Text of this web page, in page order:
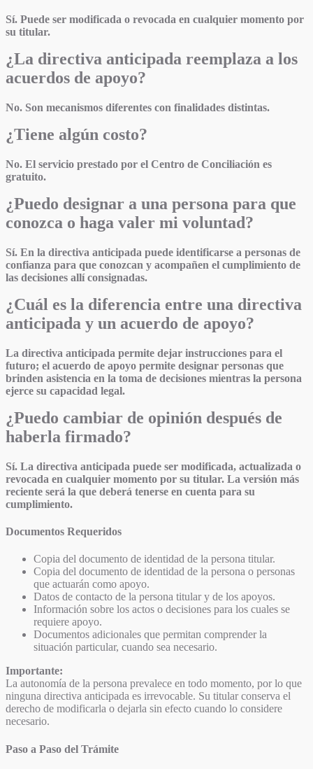
Sí. Puede ser modificada o revocada en cualquier momento por
su titular.
¿La directiva anticipada reemplaza a los
acuerdos de apoyo?
No. Son mecanismos diferentes con finalidades distintas.
¿Tiene algún costo?
No. El servicio prestado por el Centro de Conciliación es
gratuito.
¿Puedo designar a una persona para que
conozca o haga valer mi voluntad?
Sí. En la directiva anticipada puede identificarse a personas de
confianza para que conozcan y acompañen el cumplimiento de
las decisiones allí consignadas.
¿Cuál es la diferencia entre una directiva
anticipada y un acuerdo de apoyo?
La directiva anticipada permite dejar instrucciones para el
futuro; el acuerdo de apoyo permite designar personas que
brinden asistencia en la toma de decisiones mientras la persona
ejerce su capacidad legal.
¿Puedo cambiar de opinión después de
haberla firmado?
Sí. La directiva anticipada puede ser modificada, actualizada o
revocada en cualquier momento por su titular. La versión más
reciente será la que deberá tenerse en cuenta para su
cumplimiento.
Documentos Requeridos
Copia del documento de identidad de la persona titular.
Copia del documento de identidad de la persona o personas
que actuarán como apoyo.
Datos de contacto de la persona titular y de los apoyos.
Información sobre los actos o decisiones para los cuales se
requiere apoyo.
Documentos adicionales que permitan comprender la
situación particular, cuando sea necesario.
Importante:
La autonomía de la persona prevalece en todo momento, por lo que
ninguna directiva anticipada es irrevocable. Su titular conserva el
derecho de modificarla o dejarla sin efecto cuando lo considere
necesario.
Paso a Paso del Trámite